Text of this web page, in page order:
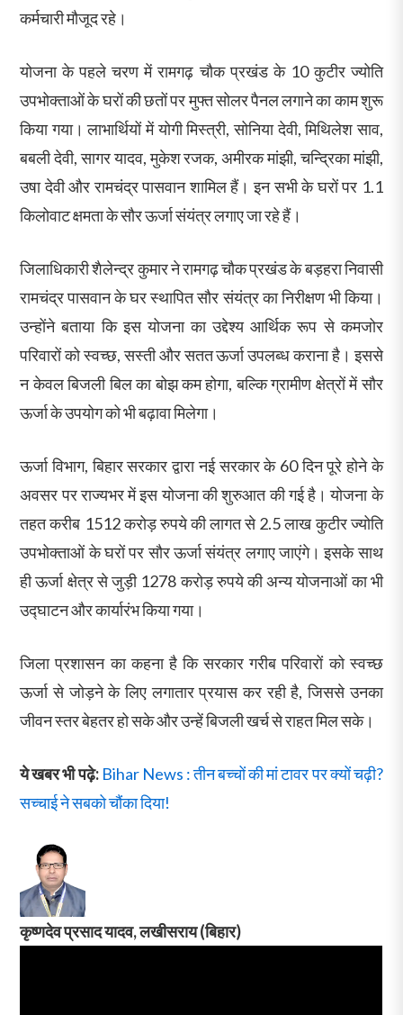
कर्मचारी मौजूद रहे।
योजना के पहले चरण में रामगढ़ चौक प्रखंड के 10 कुटीर ज्योति
उपभोक्ताओं के घरों की छतों पर मुफ्त सोलर पैनल लगाने का काम शुरू
किया गया। लाभार्थियों में योगी मिस्त्री, सोनिया देवी, मिथिलेश साव,
बबली देवी, सागर यादव, मुकेश रजक, अमीरक मांझी, चन्द्रिका मांझी,
उषा देवी और रामचंद्र पासवान शामिल हैं। इन सभी के घरों पर 1.1
किलोवाट क्षमता के सौर ऊर्जा संयंत्र लगाए जा रहे हैं।
जिलाधिकारी शैलेन्द्र कुमार ने रामगढ़ चौक प्रखंड के बड़हरा निवासी
रामचंद्र पासवान के घर स्थापित सौर संयंत्र का निरीक्षण भी किया।
उन्होंने बताया कि इस योजना का उद्देश्य आर्थिक रूप से कमजोर
परिवारों को स्वच्छ, सस्ती और सतत ऊर्जा उपलब्ध कराना है। इससे
न केवल बिजली बिल का बोझ कम होगा, बल्कि ग्रामीण क्षेत्रों में सौर
ऊर्जा के उपयोग को भी बढ़ावा मिलेगा।
ऊर्जा विभाग, बिहार सरकार द्वारा नई सरकार के 60 दिन पूरे होने के
अवसर पर राज्यभर में इस योजना की शुरुआत की गई है। योजना के
तहत करीब 1512 करोड़ रुपये की लागत से 2.5 लाख कुटीर ज्योति
उपभोक्ताओं के घरों पर सौर ऊर्जा संयंत्र लगाए जाएंगे। इसके साथ
ही ऊर्जा क्षेत्र से जुड़ी 1278 करोड़ रुपये की अन्य योजनाओं का भी
उद्घाटन और कार्यारंभ किया गया।
जिला प्रशासन का कहना है कि सरकार गरीब परिवारों को स्वच्छ
ऊर्जा से जोड़ने के लिए लगातार प्रयास कर रही है, जिससे उनका
जीवन स्तर बेहतर हो सके और उन्हें बिजली खर्च से राहत मिल सके।
ये खबर भी पढ़े: Bihar News : तीन बच्चों की मां टावर पर क्यों चढ़ी?
सच्चाई ने सबको चौंका दिया!
कृष्णदेव प्रसाद यादव, लखीसराय (बिहार)